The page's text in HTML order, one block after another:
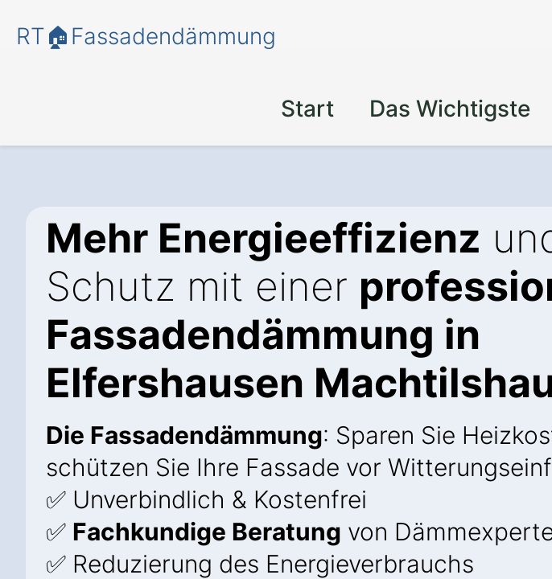
RT🏠Fassadendämmung
Start Das Wichtigste
Mehr Energieeffizienz
Schutz mit einer
Fassadendämmung in
Elfershausen
Die Fassadendämmung: Sparen Sie
schützen Sie Ihre Fassade vor
✅ Unverbindlich & Kostenfrei
✅ Fachkundige Beratung von
✅ Reduzierung des Energieverbrauchs